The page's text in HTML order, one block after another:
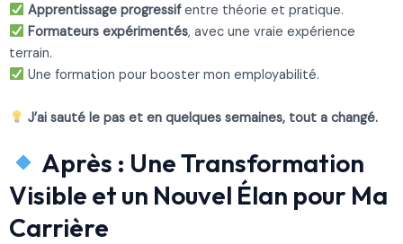
Apprentissage progressifentre théorie et pratique.
Formateurs expérimentés, avec une vraie expérience
terrain.
Une formation pour booster mon employabilité.
J’ai sauté le pas et en quelques semaines, tout a changé.
Après : Une Transformation
Visible et un Nouvel Élan pour Ma
Carrière